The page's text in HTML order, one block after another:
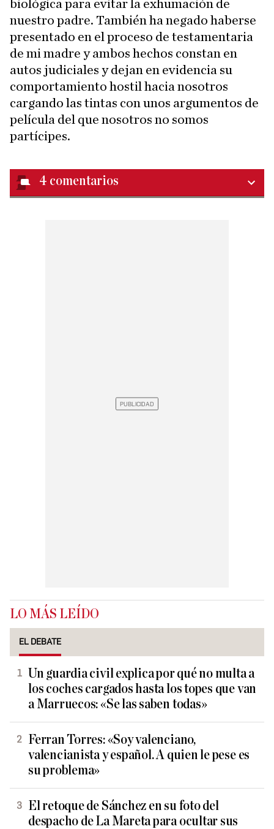
biológica para evitar la exhumación de
nuestro padre. También ha negado haberse
presentado en el proceso de testamentaria
de mi madre y ambos hechos constan en
autos judiciales y dejan en evidencia su
comportamiento hostil hacia nosotros
cargando las tintas con unos argumentos de
película del que nosotros no somos
partícipes.
4 comentarios
LO MÁS LEÍDO
EL DEBATE
Un guardia civil explica por qué no multa a
los coches cargados hasta los topes que van
a Marruecos: «Se las saben todas»
Ferran Torres: «Soy valenciano,
valencianista y español. A quien le pese es
su problema»
El retoque de Sánchez en su foto del
despacho de La Mareta para ocultar sus